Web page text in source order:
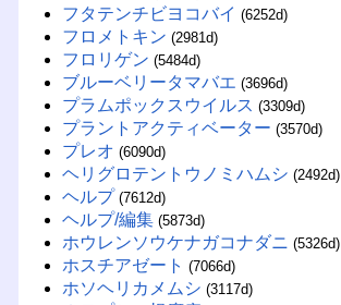
フタテンチビヨコバイ (6252d)
フロメトキン (2981d)
フロリゲン (5484d)
ブルーベリータマバエ (3696d)
プラムポックスウイルス (3309d)
プラントアクティベーター (3570d)
プレオ (6090d)
ヘリグロテントウノミハムシ (2492d)
ヘルプ (7612d)
ヘルプ/編集 (5873d)
ホウレンソウケナガコナダニ (5326d)
ホスチアゼート (7066d)
ホソヘリカメムシ (3117d)